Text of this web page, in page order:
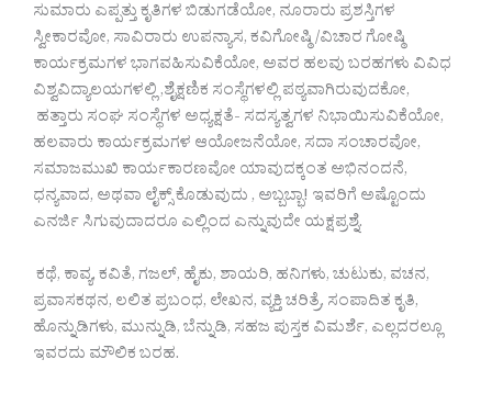
ಸುಮಾರು ಎಪ್ಪತ್ತು ಕೃತಿಗಳ ಬಿಡುಗಡೆಯೋ, ನೂರಾರು ಪ್ರಶಸ್ತಿಗಳ
ಸ್ವೀಕಾರವೋ, ಸಾವಿರಾರು ಉಪನ್ಯಾಸ, ಕವಿಗೋಷ್ಠಿ /ವಿಚಾರ ಗೋಷ್ಠಿ
ಕಾರ್ಯಕ್ರಮಗಳ ಭಾಗವಹಿಸುವಿಕೆಯೋ, ಅವರ ಹಲವು ಬರಹಗಳು ವಿವಿಧ
ವಿಶ್ವವಿದ್ಯಾಲಯಗಳಲ್ಲಿ ,ಶೈಕ್ಷಣಿಕ ಸಂಸ್ಥೆಗಳಲ್ಲಿ ಪಠ್ಯವಾಗಿರುವುದಕೋ,
ಹತ್ತಾರು ಸಂಘ ಸಂಸ್ಥೆಗಳ ಅಧ್ಯಕ್ಷತೆ- ಸದಸ್ಯತ್ವಗಳ ನಿಭಾಯಿಸುವಿಕೆಯೋ,
ಹಲವಾರು ಕಾರ್ಯಕ್ರಮಗಳ ಆಯೋಜನೆಯೋ, ಸದಾ ಸಂಚಾರವೋ,
ಸಮಾಜಮುಖಿ ಕಾರ್ಯಕಾರಣವೋ ಯಾವುದಕ್ಕಂತ ಅಭಿನಂದನೆ,
ಧನ್ಯವಾದ, ಅಥವಾ ಲೈಕ್ಸ್ ಕೊಡುವುದು , ಅಬ್ಬಬ್ಭಾ! ಇವರಿಗೆ ಅಷ್ಟೊಂದು
ಎನರ್ಜಿ ಸಿಗುವುದಾದರೂ ಎಲ್ಲಿಂದ ಎನ್ನುವುದೇ ಯಕ್ಷಪ್ರಶ್ನೆ.
ಕಥೆ, ಕಾವ್ಯ, ಕವಿತೆ, ಗಜಲ್, ಹೈಕು, ಶಾಯರಿ, ಹನಿಗಳು, ಚುಟುಕು, ವಚನ,
ಪ್ರವಾಸಕಥನ, ಲಲಿತ ಪ್ರಬಂಧ, ಲೇಖನ, ವ್ಯಕ್ತಿ ಚರಿತ್ರೆ, ಸಂಪಾದಿತ ಕೃತಿ,
ಹೊನ್ನುಡಿಗಳು, ಮುನ್ನುಡಿ, ಬೆನ್ನುಡಿ, ಸಹಜ ಪುಸ್ತಕ ವಿಮರ್ಶೆ, ಎಲ್ಲದರಲ್ಲೂ
ಇವರದು ಮೌಲಿಕ ಬರಹ.